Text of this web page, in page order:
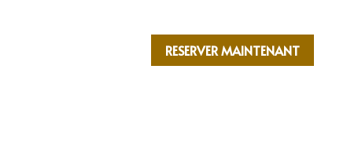
RESERVER MAINTENANT
RESERVER MAINTENANT